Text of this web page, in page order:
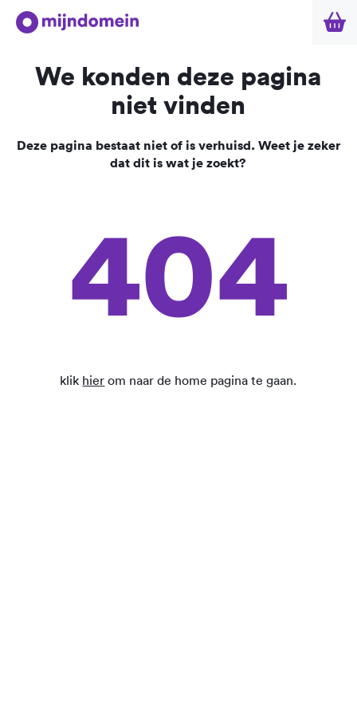
We konden deze pagina
niet vinden
Deze pagina bestaat niet of is verhuisd. Weet je zeker
dat dit is wat je zoekt?
404
klik hier om naar de home pagina te gaan.